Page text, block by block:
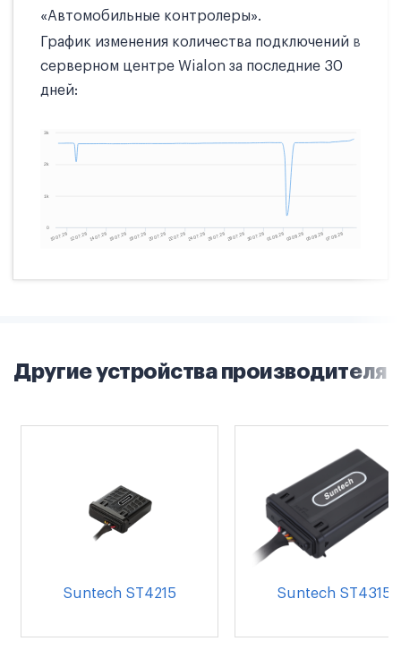
«Автомобильные контролеры».
График изменения количества подключений в
серверном центре Wialon за последние 30
дней:
Другие устройства производителя
Suntech ST4215 Suntech ST4315